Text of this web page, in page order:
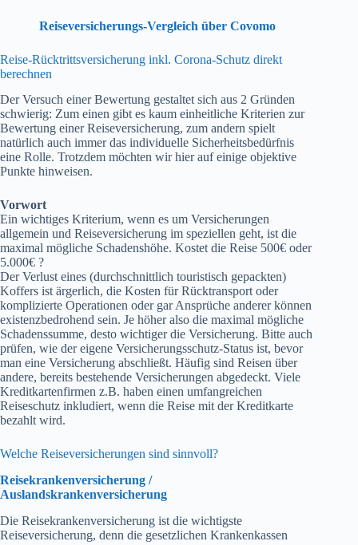
Reiseversicherungs-Vergleich über Covomo
Reise-Rücktrittsversicherung inkl. Corona-Schutz direkt
berechnen
Der Versuch einer Bewertung gestaltet sich aus 2 Gründen
schwierig: Zum einen gibt es kaum einheitliche Kriterien zur
Bewertung einer Reiseversicherung, zum andern spielt
natürlich auch immer das individuelle Sicherheitsbedürfnis
eine Rolle. Trotzdem möchten wir hier auf einige objektive
Punkte hinweisen.
Vorwort
Ein wichtiges Kriterium, wenn es um Versicherungen
allgemein und Reiseversicherung im speziellen geht, ist die
maximal mögliche Schadenshöhe. Kostet die Reise 500€ oder
5.000€ ?
Der Verlust eines (durchschnittlich touristisch gepackten)
Koffers ist ärgerlich, die Kosten für Rücktransport oder
komplizierte Operationen oder gar Ansprüche anderer können
existenzbedrohend sein. Je höher also die maximal mögliche
Schadenssumme, desto wichtiger die Versicherung. Bitte auch
prüfen, wie der eigene Versicherungsschutz-Status ist, bevor
man eine Versicherung abschließt. Häufig sind Reisen über
andere, bereits bestehende Versicherungen abgedeckt. Viele
Kreditkartenfirmen z.B. haben einen umfangreichen
Reiseschutz inkludiert, wenn die Reise mit der Kreditkarte
bezahlt wird.
Welche Reiseversicherungen sind sinnvoll?
Reisekrankenversicherung /
Auslandskrankenversicherung
Die Reisekrankenversicherung ist die wichtigste
Reiseversicherung, denn die gesetzlichen Krankenkassen